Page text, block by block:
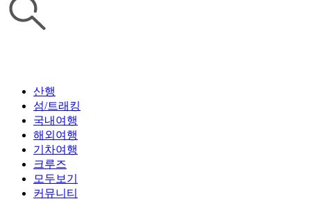
산행
섬/트래킹
국내여행
해외여행
기차여행
크루즈
모두보기
커뮤니티